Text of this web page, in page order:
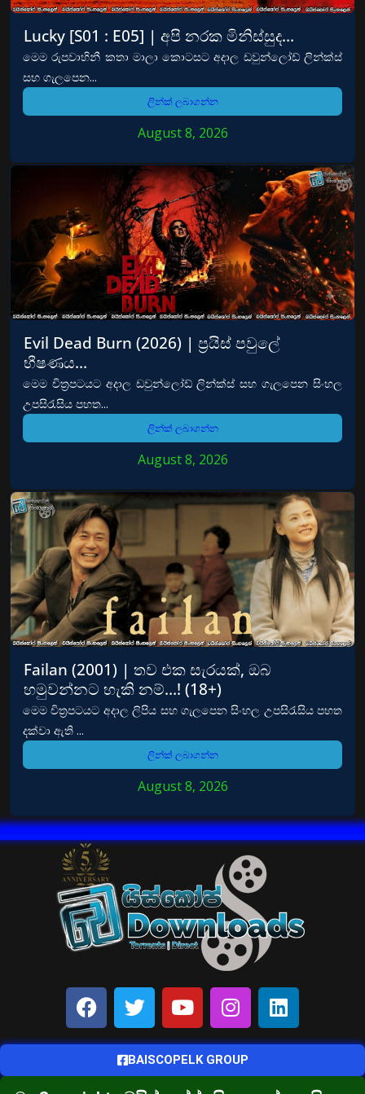
Lucky [S01 : E05] | අපි නරක මිනිස්සුද…
මෙම රුපවාහිනී කතා මාලා කොටසට අදාල ඩවුන්ලෝඩ් ලින්ක්ස්
සහ ගැලපෙන...
ලින්ක් ලබාගන්න
August 8, 2026
Evil Dead Burn (2026) | ප්‍රයිස් පවුලේ
භීෂණය…
මෙම චිත්‍රපටයට අදාල ඩවුන්ලෝඩ් ලින්ක්ස් සහ ගැලපෙන සිංහල
උපසිරැසිය පහත...
ලින්ක් ලබාගන්න
August 8, 2026
Failan (2001) | තව එක සැරයක්, ඔබ
හමුවන්නට හැකි නම්…! (18+)
මෙම චිත්‍රපටයට අදාල ලිපිය සහ ගැලපෙන සිංහල උපසිරැසිය පහත
දක්වා ඇති ...
ලින්ක් ලබාගන්න
August 8, 2026
BAISCOPELK GROUP